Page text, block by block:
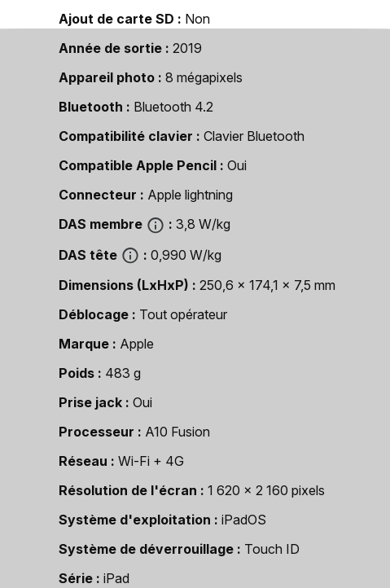
Ajout de carte SD
Non
Année de sortie
2019
Appareil photo
8 mégapixels
Bluetooth
Bluetooth 4.2
Compatibilité clavier
Clavier Bluetooth
Compatible Apple Pencil
Oui
Connecteur
Apple lightning
DAS membre
3,8 W/kg
DAS tête
0,990 W/kg
Dimensions (LxHxP)
250,6 x 174,1 x 7,5 mm
Déblocage
Tout opérateur
Marque
Apple
Poids
483 g
Prise jack
Oui
Processeur
A10 Fusion
Réseau
Wi-Fi + 4G
Résolution de l'écran
1 620 x 2 160 pixels
Système d'exploitation
iPadOS
Système de déverrouillage
Touch ID
Série
iPad